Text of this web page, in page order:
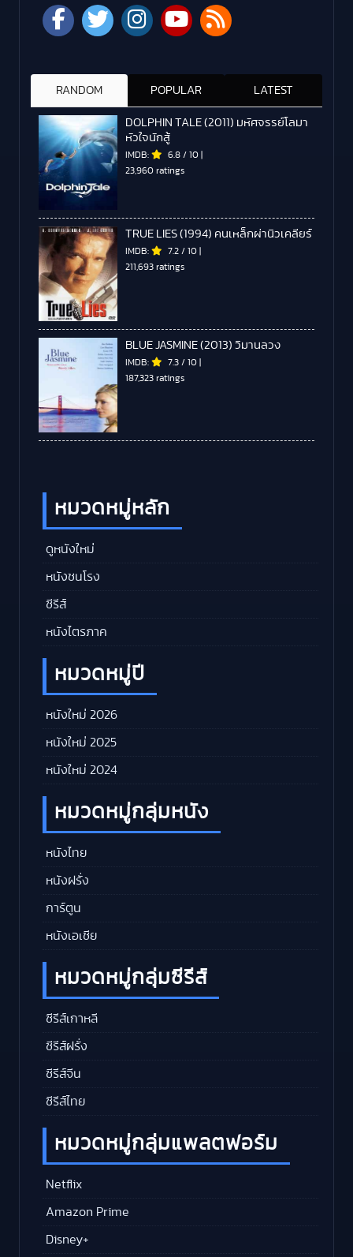
RANDOM POPULAR LATEST
DOLPHIN TALE (2011) มหัศจรรย์โลมา
หัวใจนักสู้
IMDB: 6.8 / 10 |
23,960 ratings
TRUE LIES (1994) คนเหล็กผ่านิวเคลียร์
IMDB: 7.2 / 10 |
211,693 ratings
BLUE JASMINE (2013) วิมานลวง
IMDB: 7.3 / 10 |
187,323 ratings
หมวดหมู่หลัก
ดูหนังใหม่
หนังชนโรง
ซีรีส์
หนังไตรภาค
หมวดหมู่ปี
หนังใหม่ 2026
หนังใหม่ 2025
หนังใหม่ 2024
หมวดหมู่กลุ่มหนัง
หนังไทย
หนังฝรั่ง
การ์ตูน
หนังเอเชีย
หมวดหมู่กลุ่มซีรีส์
ซีรีส์เกาหลี
ซีรีส์ฝรั่ง
ซีรีส์จีน
ซีรีส์ไทย
หมวดหมู่กลุ่มแพลตฟอร์ม
Netflix
Amazon Prime
Disney+